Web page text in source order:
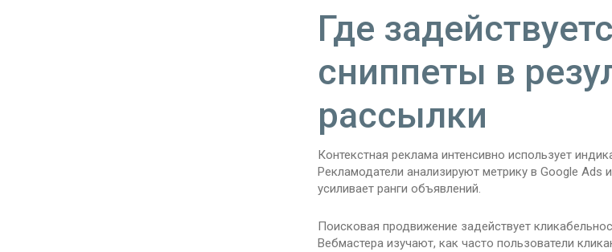
Где
сниппеты в
рассылки
Контекстная реклама интенсивно использует
Рекламодатели анализируют метрику в Google
усиливает ранги объявлений.
Поисковая продвижение задействует
Вебмастера изучают, как часто пользователи